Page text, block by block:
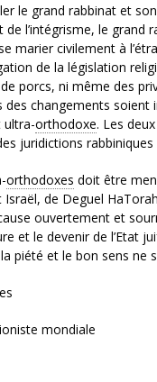
le grand rabbinat et
l’intégrisme, le grand
marier civilement à
de la législation
porcs, ni même des
changements soient
ultra-orthodoxe. Les
juridictions
orthodoxes doit être
de Deguel
ouvertement et
et le devenir de l’Etat
piété et le bon sens ne
mondiale